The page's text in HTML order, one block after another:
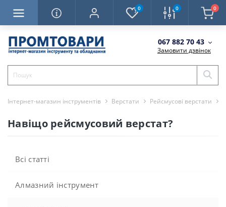
0 0 0
067 882 70 43
Замовити дзвінок
Інтернет-магазин інструментів Верстати Рейсмусові верстати
Навіщо рейсмусовий верстат?
Всі статті
Алмазний інструмент